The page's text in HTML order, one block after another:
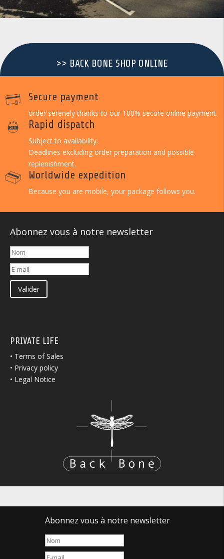
>> BACK BONE SHOP ONLINE
Secure payment
order serenely thanks to our 100% secure online payment.
Rapid dispatch
Subject to availability.
Deadlines excluding order preparation and possible
replenishment.
Worldwide expedition
Because you are mobile, your package follows you.
Abonnez vous à notre newsletter
Valider
PRIVATE LIFE
• Terms of Sales
• Privacy policy
• Legal Notice
Abonnez vous à notre newsletter